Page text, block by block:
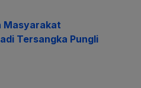
Masyarakat
Tersangka Pungli